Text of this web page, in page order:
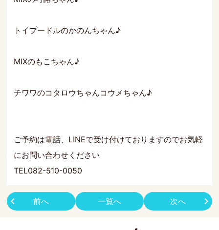
トイプードルのかのんちゃん♪
MIXのもこちゃん♪
チワワのコタロウちゃんコウメちゃん♪
ご予約は電話、LINEで受け付けておりますのでお気軽
にお問い合わせください
TEL082-510-0050
前へ 次へ
一覧へ